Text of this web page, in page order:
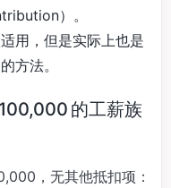
）。
用，但是实际上也是
方法。
的工薪族
，无其他抵扣项：